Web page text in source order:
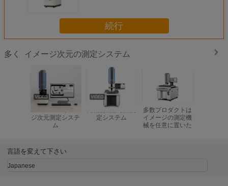
続行
多く イメージ次元の測定システム
ジ次元測定システ
ム
定システム
多数プロダクトは
イメージの測定機
械を任意に置いた
言語を変えて下さい
Japanese